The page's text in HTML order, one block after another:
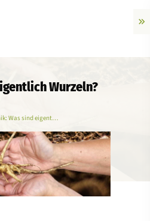
Wurzeln?
Botanik: Was sind eigentlich Wurzeln?